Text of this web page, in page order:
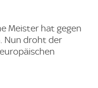
Meister hat gegen
Nun droht der